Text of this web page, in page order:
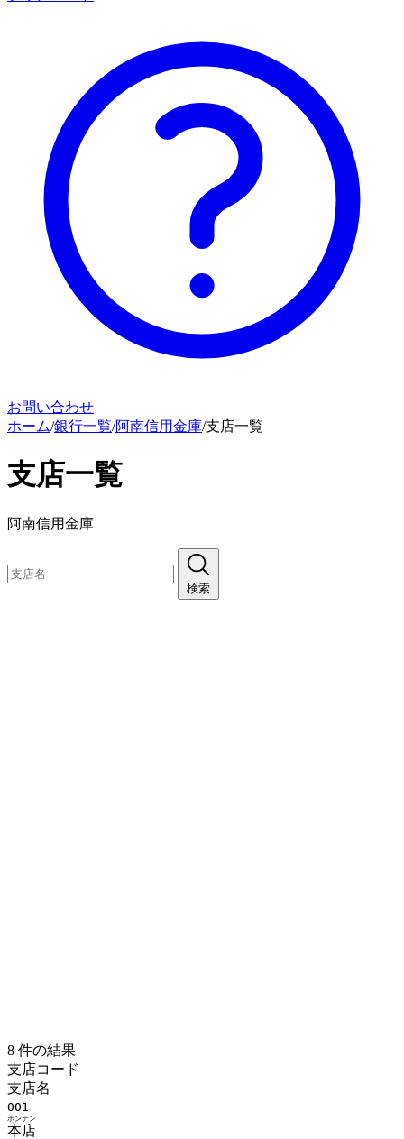
お問い合わせ
ホーム/銀行一覧/阿南信用金庫/支店一覧
支店一覧
阿南信用金庫
検索
8 件の結果
支店コード
支店名
001
本店
ホンテン